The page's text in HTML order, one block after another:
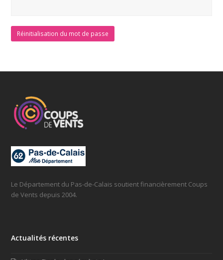
Réinitialisation du mot de passe
Le Département du Pas-de-Calais soutient financièrement Coups
de Vents depuis 2004.
Actualités récentes